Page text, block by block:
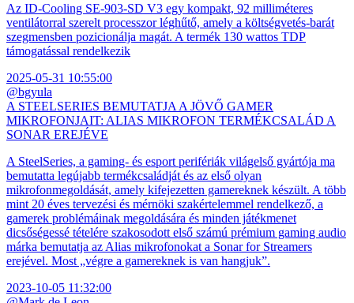
Az ID-Cooling SE-903-SD V3 egy kompakt, 92 milliméteres
ventilátorral szerelt processzor léghűtő, amely a költségvetés-barát
szegmensben pozicionálja magát. A termék 130 wattos TDP
támogatással rendelkezik
2025-05-31 10:55:00
@bgyula
A STEELSERIES BEMUTATJA A JÖVŐ GAMER
MIKROFONJAIT: ALIAS MIKROFON TERMÉKCSALÁD A
SONAR EREJÉVE
A SteelSeries, a gaming- és esport perifériák világelső gyártója ma
bemutatta legújabb termékcsaládját és az első olyan
mikrofonmegoldását, amely kifejezetten gamereknek készült. A több
mint 20 éves tervezési és mérnöki szakértelemmel rendelkező, a
gamerek problémáinak megoldására és minden játékmenet
dicsőségessé tételére szakosodott első számú prémium gaming audio
márka bemutatja az Alias mikrofonokat a Sonar for Streamers
erejével. Most „végre a gamereknek is van hangjuk”.
2023-10-05 11:32:00